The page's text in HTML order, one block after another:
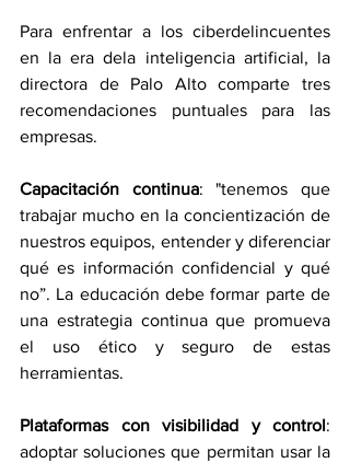
Para enfrentar a los ciberdelincuentes
en la era dela inteligencia artificial, la
directora de Palo Alto comparte tres
recomendaciones puntuales para las
empresas.
Capacitación continua: "tenemos que
trabajar mucho en la concientización de
nuestros equipos, entender y diferenciar
qué es información confidencial y qué
no”. La educación debe formar parte de
una estrategia continua que promueva
el uso ético y seguro de estas
herramientas.
Plataformas con visibilidad y control:
adoptar soluciones que permitan usar la